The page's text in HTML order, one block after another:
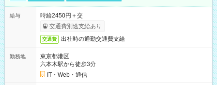
給与
時給2450円＋交
交通費別途支給あり
交通費 出社時の通勤交通費支給
勤務地
東京都港区
六本木駅から徒歩3分
IT・Web・通信